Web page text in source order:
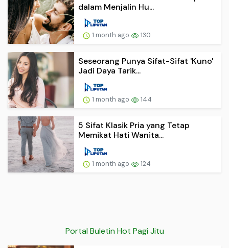
dalam Menjalin Hu...
1 month ago 130
Seseorang Punya Sifat-Sifat 'Kuno'
Jadi Daya Tarik...
1 month ago 144
5 Sifat Klasik Pria yang Tetap
Memikat Hati Wanita...
1 month ago 124
Portal Buletin Hot Pagi Jitu